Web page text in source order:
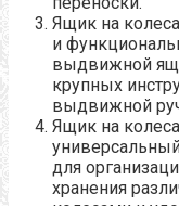
Ящик на
и
выдвижной
крупных
выдвижной
Ящик на
для
хранения